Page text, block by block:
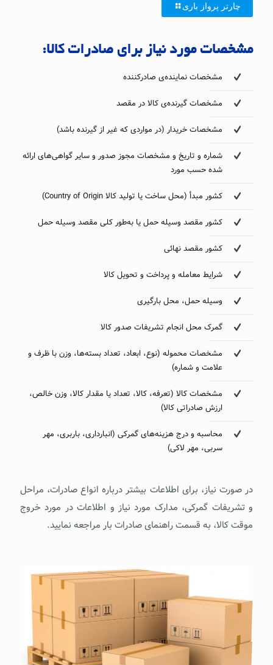
چارتر پرواز باری
مشخصات مورد نیاز برای صادرات کالا:
مشخصات نماینده‌ی صادرکننده
مشخصات گیرنده‌ی کالا در مقصد
مشخصات خریدار (در مواردی که غیر از گیرنده باشد)
شماره و تاریخ و مشخصات مجوز صدور و سایر گواهی‌های ارائه
شده حسب مورد
کشور مبدأ (محل ساخت یا تولید کالا Country of Origin)
کشور مقصد وسیله حمل یا به‌طور کلی مقصد وسیله حمل
کشور مقصد نهائی
شرایط معامله و پرداخت و تحویل کالا
وسیله حمل، محل بارگیری
گمرک محل انجام تشریفات صدور کالا
مشخصات محموله (نوع، ابعاد، تعداد بسته‌ها، وزن با ظرف و
علامت و شماره)
مشخصات کالا (تعرفه، کالا، تعداد یا مقدار کالا، وزن خالص،
ارزش صادراتی کالا)
محاسبه ‌و درج هزینه‌های گمرکی (انبارداری، باربری، مهر
سربی، مهر لاکی)
در صورت نیاز، برای اطلاعات بیشتر درباره انواع صادرات، مراحل
و تشریفات گمرکی، مدارک مورد نیاز و اطلاعات در مورد خروج
موقت کالا، به‌ قسمت راهنمای صادرات بار مراجعه نمایید.